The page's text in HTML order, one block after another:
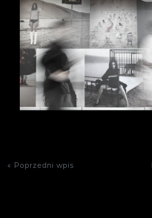
« Poprzedni wpis